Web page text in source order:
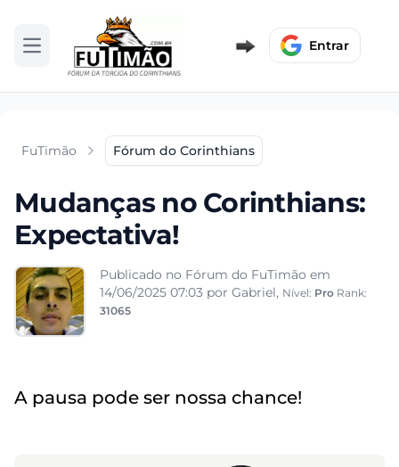
Abrir menu Entrar
FuTimão Fórum do Corinthians
Mudanças no Corinthians:
Expectativa!
Publicado no Fórum do FuTimão em
14/06/2025 07:03 por Gabriel, Nível: Pro Rank:
31065
A pausa pode ser nossa chance!